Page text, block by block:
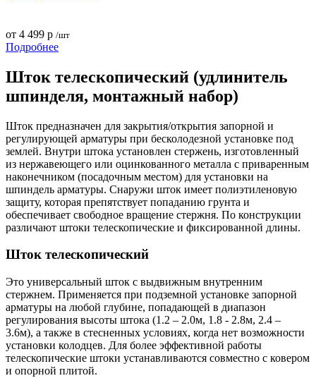
от 4 499 р /шт
Подробнее
Шток телескопический (удлинитель
шпинделя, монтажный набор)
Шток предназначен для закрытия/открытия запорной и
регулирующей арматуры при бесколодезной установке под
землей. Внутри штока установлен стержень, изготовленный
из нержавеющего или оцинкованного металла с приваренным
наконечником (посадочным местом) для установки на
шпиндель арматуры. Снаружи шток имеет полиэтиленовую
защиту, которая препятствует попаданию грунта и
обеспечивает свободное вращение стержня. По конструкции
различают штоки телескопические и фиксированной длины.
Шток телескопический
Это универсальный шток с выдвижным внутренним
стержнем. Применяется при подземной установке запорной
арматуры на любой глубине, попадающей в диапазон
регулирования высоты штока (1.2 – 2.0м, 1.8 - 2.8м, 2.4 –
3.6м), а также в стесненных условиях, когда нет возможности
установки колодцев. Для более эффективной работы
телескопические штоки устанавливаются совместно с ковером
и опорной плитой.